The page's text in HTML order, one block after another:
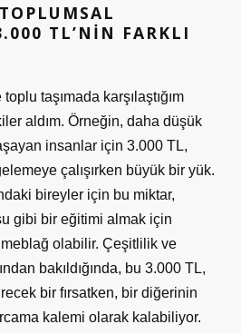
TL’NIN FARKLI
taşımada karşılaştığım
aldım. Örneğin, daha düşük
insanlar için 3.000 TL,
çalışırken büyük bir yük.
bireyler için bu miktar,
gibi bir eğitimi almak için
olabilir. Çeşitlilik ve
bakıldığında, bu 3.000 TL,
bir fırsatken, bir diğerinin
kalemi olarak kalabiliyor.